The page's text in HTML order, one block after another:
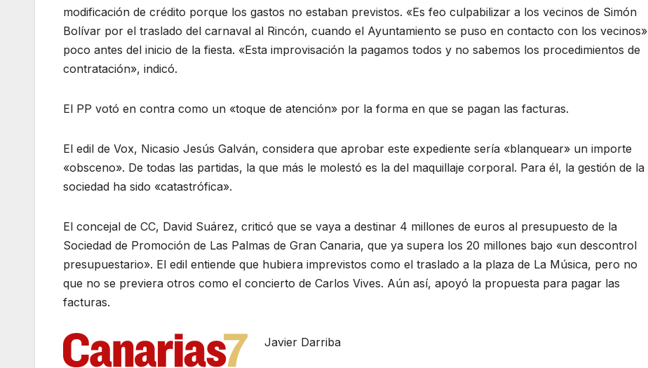
modificación de crédito porque los gastos no estaban previstos. «Es feo culpabilizar a los vecinos de Simón
Bolívar por el traslado del carnaval al Rincón, cuando el Ayuntamiento se puso en contacto con los vecinos»
poco antes del inicio de la fiesta. «Esta improvisación la pagamos todos y no sabemos los procedimientos de
contratación», indicó.
El PP votó en contra como un «toque de atención» por la forma en que se pagan las facturas.
El edil de Vox, Nicasio Jesús Galván, considera que aprobar este expediente sería «blanquear» un importe
«obsceno». De todas las partidas, la que más le molestó es la del maquillaje corporal. Para él, la gestión de la
sociedad ha sido «catastrófica».
El concejal de CC, David Suárez, criticó que se vaya a destinar 4 millones de euros al presupuesto de la
Sociedad de Promoción de Las Palmas de Gran Canaria, que ya supera los 20 millones bajo «un descontrol
presupuestario». El edil entiende que hubiera imprevistos como el traslado a la plaza de La Música, pero no
que no se previera otros como el concierto de Carlos Vives. Aún así, apoyó la propuesta para pagar las
facturas.
Javier Darriba